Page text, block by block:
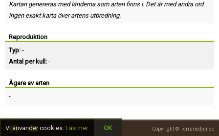
Kartan genereras med länderna som arten finns i. Det är med andra ord
ingen exakt karta över artens utbredning.
Reproduktion
Typ: -
Antal per kull: -
Ägare av arten
-
Copyright © Terrariedjur.se
Vi använder cookies. Läs mer OK